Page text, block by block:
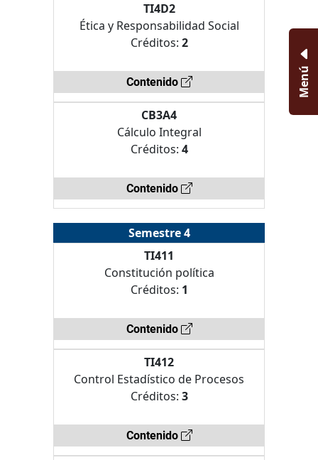
TI4D2
Ética y Responsabilidad Social
Créditos: 2
Contenido
CB3A4
Cálculo Integral
Créditos: 4
Contenido
Semestre 4
TI411
Constitución política
Créditos: 1
Contenido
TI412
Control Estadístico de Procesos
Créditos: 3
Contenido
Menú